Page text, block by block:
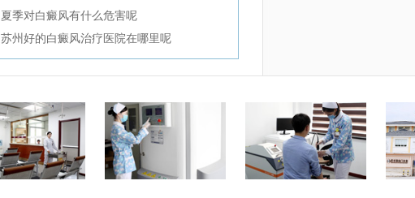
夏季对白癜风有什么危害呢
苏州好的白癜风治疗医院在哪里呢